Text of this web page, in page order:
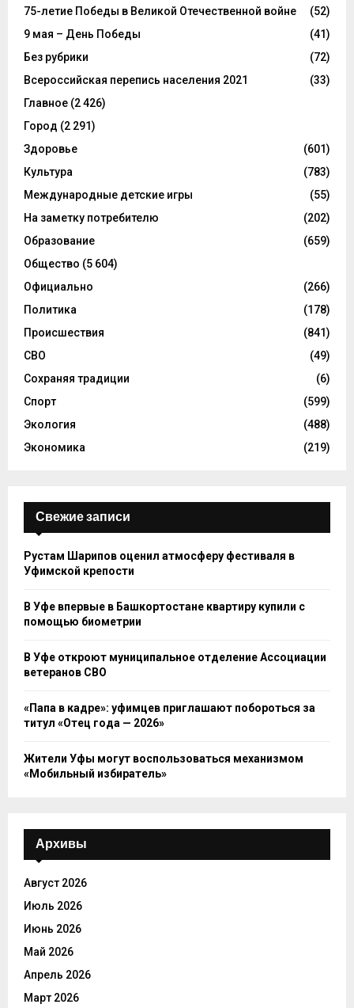
75-летие Победы в Великой Отечественной войне
(52)
9 мая – День Победы
(41)
Без рубрики
(72)
Всероссийская перепись населения 2021
(33)
Главное (2 426)
Город (2 291)
Здоровье
(601)
Культура
(783)
Международные детские игры
(55)
На заметку потребителю
(202)
Образование
(659)
Общество (5 604)
Официально
(266)
Политика
(178)
Происшествия
(841)
СВО
(49)
Сохраняя традиции
(6)
Спорт
(599)
Экология
(488)
Экономика
(219)
Свежие записи
Рустам Шарипов оценил атмосферу фестиваля в
Уфимской крепости
В Уфе впервые в Башкортостане квартиру купили с
помощью биометрии
В Уфе откроют муниципальное отделение Ассоциации
ветеранов СВО
«Папа в кадре»: уфимцев приглашают побороться за
титул «Отец года — 2026»
Жители Уфы могут воспользоваться механизмом
«Мобильный избиратель»
Архивы
Август 2026
Июль 2026
Июнь 2026
Май 2026
Апрель 2026
Март 2026